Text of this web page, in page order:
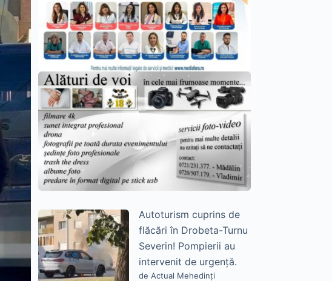
Autoturism cuprins de
flăcări în Drobeta-Turnu
Severin! Pompierii au
intervenit de urgență.
de Actual Mehedinți